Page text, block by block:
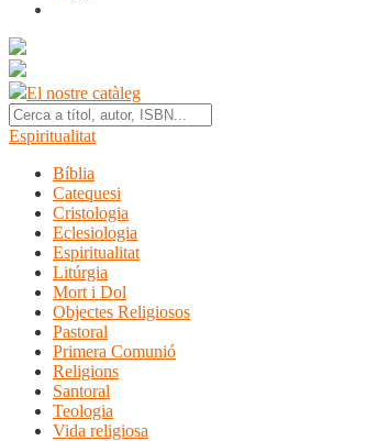
El nostre catàleg
Espiritualitat
Bíblia
Catequesi
Cristologia
Eclesiologia
Espiritualitat
Litúrgia
Mort i Dol
Objectes Religiosos
Pastoral
Primera Comunió
Religions
Santoral
Teologia
Vida religiosa